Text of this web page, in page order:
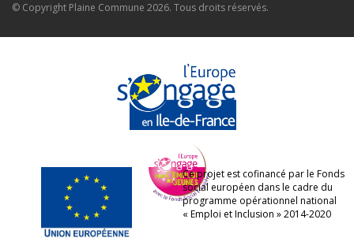
© Copyright Plaine Commune 2026. Tous droits réservés.
Ce projet est cofinancé par le Fonds
social européen dans le cadre du
programme opérationnel national
« Emploi et Inclusion » 2014-2020